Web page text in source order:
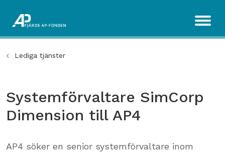
Lediga tjänster
Systemförvaltare SimCorp
Dimension till AP4
AP4 söker en senior systemförvaltare inom